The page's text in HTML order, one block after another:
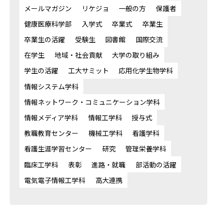
メールマガジン
リケジョ 一般の方
保護者
健康医療科学部
入学式 卒業式
卒業生
卒業生の活躍
受験生 図書館
国際交流
在学生
地域・社会貢献
大学の取り組み
学生の活躍
工大サミット
応用化学生物学科
情報システム学科
情報ネットワーク・コミュニケーション学科
情報メディア学科
情報工学科
授与式
教職教育センター
機械工学科
看護学科
看護生涯学習センター
研究
管理栄養学科
臨床工学科
表彰 進路・就職
部活動の活躍
電気電子情報工学科
高大連携